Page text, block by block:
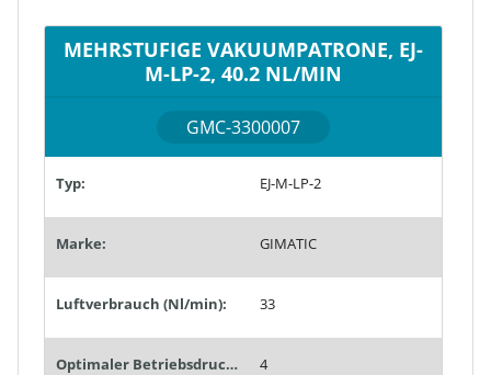
MEHRSTUFIGE VAKUUMPATRONE, EJ-
M-LP-2, 40.2 NL/MIN
GMC-3300007
Typ: EJ-M-LP-2
Marke: GIMATIC
Luftverbrauch (Nl/min): 33
Optimaler Betriebsdruck (bar): 4